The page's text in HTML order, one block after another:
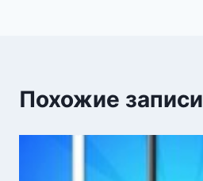
Похожие записи